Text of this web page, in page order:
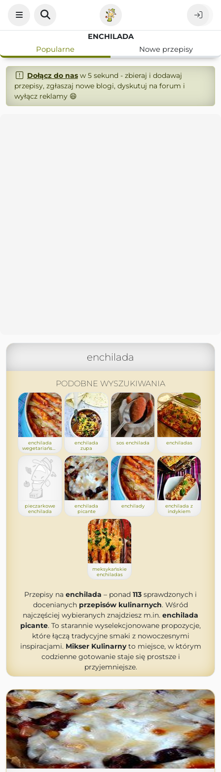
ENCHILADA
Popularne
Nowe przepisy
Dołącz do nasw 5 sekund - zbieraj i dodawaj
przepisy, zgłaszaj nowe blogi, dyskutuj na forum i
wyłącz reklamy 😄
enchilada
PODOBNE WYSZUKIWANIA
enchilada
enchilada
zupa
sos enchilada enchiladas
pieczarkowe
enchilada
enchilada
picante
enchilady
enchilada z
indykiem
meksykańskie
enchiladas
Przepisy na enchilada – ponad 113 sprawdzonych i
docenianych przepisów kulinarnych. Wśród
najczęściej wybieranych znajdziesz m.in. enchilada
picante. To starannie wyselekcjonowane propozycje,
które łączą tradycyjne smaki z nowoczesnymi
inspiracjami. Mikser Kulinarnyto miejsce, w którym
codzienne gotowanie staje się prostsze i
przyjemniejsze.